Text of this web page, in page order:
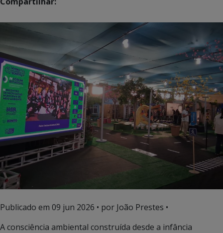
Publicado em 09 jun 2026 • por João Prestes •
A consciência ambiental construída desde a infância